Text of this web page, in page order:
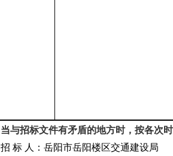
当与招标文件有矛盾的地方时，按各次
招 标 人：岳阳市岳阳楼区交通建设局